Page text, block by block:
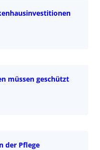
müssen geschützt
der Pflege